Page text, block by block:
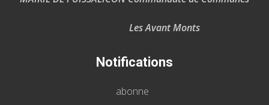
Les Avant Monts
Notifications
abonne